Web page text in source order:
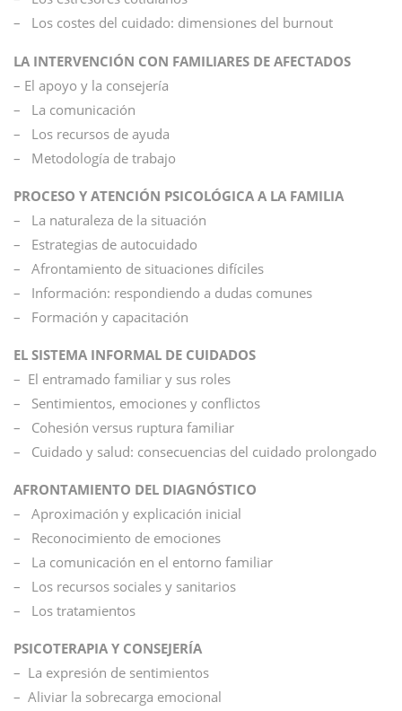
– Los costes del cuidado: dimensiones del burnout
LA INTERVENCIÓN CON FAMILIARES DE AFECTADOS
– El apoyo y la consejería
– La comunicación
– Los recursos de ayuda
– Metodología de trabajo
PROCESO Y ATENCIÓN PSICOLÓGICA A LA FAMILIA
– La naturaleza de la situación
– Estrategias de autocuidado
– Afrontamiento de situaciones difíciles
– Información: respondiendo a dudas comunes
– Formación y capacitación
EL SISTEMA INFORMAL DE CUIDADOS
– El entramado familiar y sus roles
– Sentimientos, emociones y conflictos
– Cohesión versus ruptura familiar
– Cuidado y salud: consecuencias del cuidado prolongado
AFRONTAMIENTO DEL DIAGNÓSTICO
– Aproximación y explicación inicial
– Reconocimiento de emociones
– La comunicación en el entorno familiar
– Los recursos sociales y sanitarios
– Los tratamientos
PSICOTERAPIA Y CONSEJERÍA
– La expresión de sentimientos
– Aliviar la sobrecarga emocional